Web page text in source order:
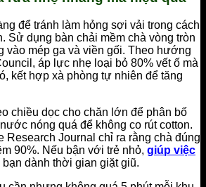
để tránh làm hỏng sợi vải trong cách
Sử dụng bàn chải mềm chà vòng tròn
vào mép ga và viền gối. Theo hướng
áp lực nhẹ loại bỏ 80% vết ố mà
kết hợp xà phòng tự nhiên để tăng
chiều dọc cho chăn lớn để phân bố
nóng quá để không co rút cotton.
Research Journal chỉ ra rằng chà đúng
90%. Nếu bận với trẻ nhỏ, giúp việc
bạn dành thời gian giặt giũ.